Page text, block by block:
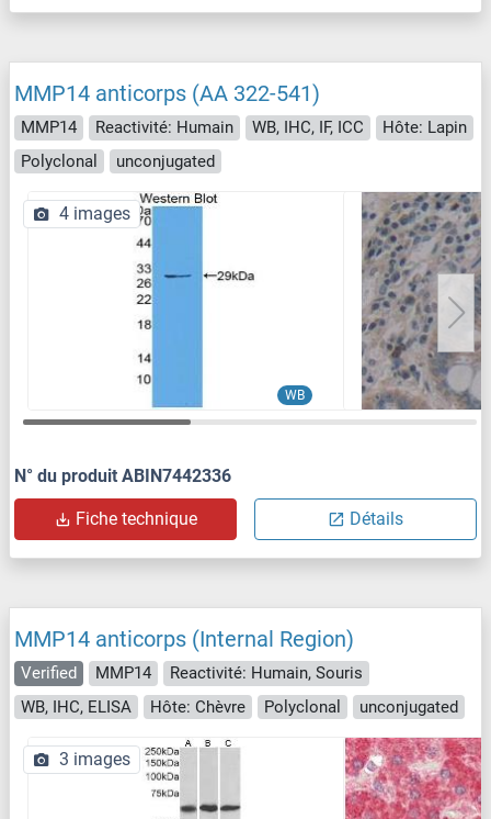
MMP14 anticorps (AA 322-541)
MMP14 Reactivité: Humain WB, IHC, IF, ICC
Hôte: Lapin
Polyclonal
unconjugated
WB
4 images
N° du produit ABIN7442336
Fiche technique Détails
MMP14 anticorps (Internal Region)
Verified MMP14
Reactivité: Humain, Souris
WB, IHC, ELISA
Hôte: Chèvre Polyclonal unconjugated
3 images